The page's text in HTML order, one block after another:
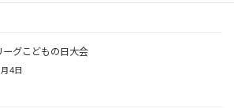
ーグこどもの日大会
4日